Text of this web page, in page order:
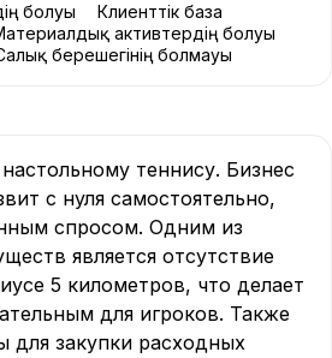
болуы
Клиенттік база
Материалдық активтердің болуы
Салық берешегінің болмауы
теннису. Бизнес
с нуля самостоятельно,
спросом. Одним из
является отсутствие
5 километров, что делает
для игроков. Также
для закупки расходных